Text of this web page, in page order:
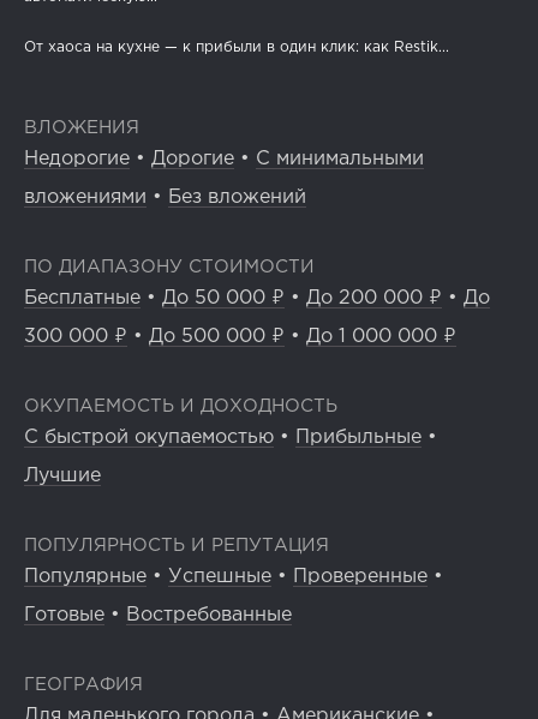
От хаоса на кухне — к прибыли в один клик: как Restik...
ВЛОЖЕНИЯ
Недорогие • Дорогие • С минимальными
вложениями • Без вложений
ПО ДИАПАЗОНУ СТОИМОСТИ
Бесплатные • До 50 000 ₽ • До 200 000 ₽ • До
300 000 ₽ • До 500 000 ₽ • До 1 000 000 ₽
ОКУПАЕМОСТЬ И ДОХОДНОСТЬ
С быстрой окупаемостью • Прибыльные •
Лучшие
ПОПУЛЯРНОСТЬ И РЕПУТАЦИЯ
Популярные • Успешные • Проверенные •
Готовые • Востребованные
ГЕОГРАФИЯ